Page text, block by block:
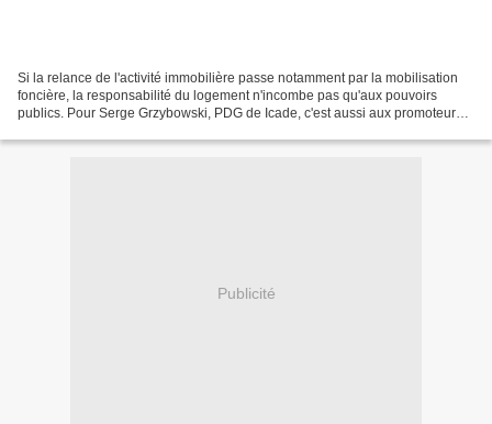
Si la relance de l'activité immobilière passe notamment par la mobilisation
foncière, la responsabilité du logement n'incombe pas qu'aux pouvoirs
publics. Pour Serge Grzybowski, PDG de Icade, c'est aussi aux promoteurs
Publicité